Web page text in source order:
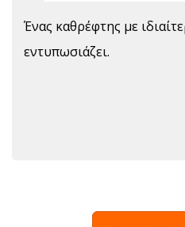
Ένας καθρέφτης με
εντυπωσιάζει.